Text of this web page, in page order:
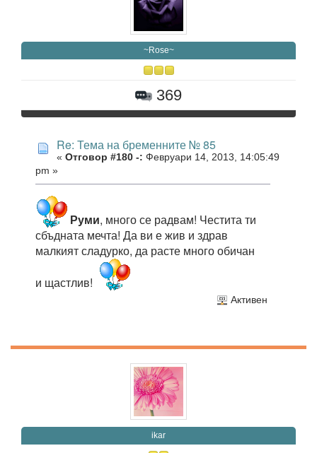
~Rose~
369
Re: Тема на бременните № 85
« Отговор #180 -: Февруари 14, 2013, 14:05:49
pm »
Руми, много се радвам! Честита ти
сбъдната мечта! Да ви е жив и здрав
малкият сладурко, да расте много обичан
и щастлив!
Активен
ikar